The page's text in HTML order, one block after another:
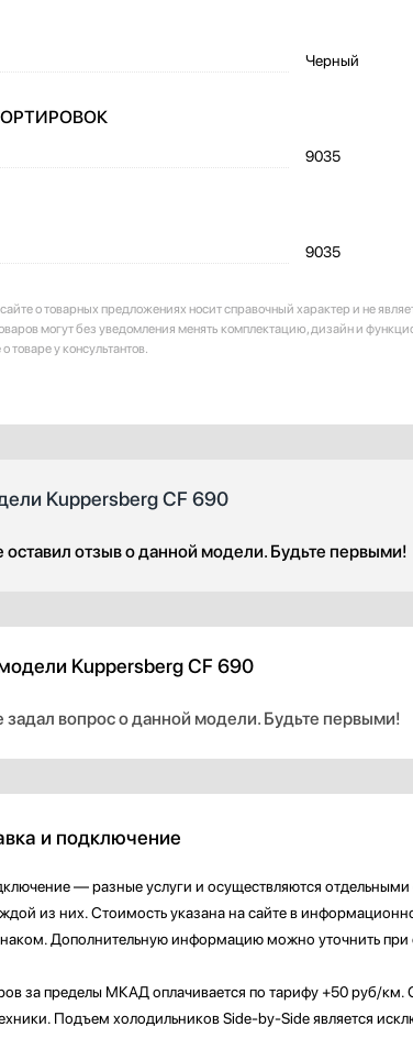
Черный
9035
9035
о товарных предложениях носит справочный характер и не
могут без уведомления менять комплектацию, дизайн и
товаре у консультантов.
Kuppersberg CF 690
оставил отзыв о данной модели. Будьте первыми!
Kuppersberg CF 690
задал вопрос о данной модели. Будьте первыми!
и подключение
— разные услуги и осуществляются
из них. Стоимость указана на сайте в
Дополнительную информацию можно уточнить
за пределы МКАД оплачивается по тарифу +50 руб/км.
Подъем холодильников Side-by-Side является